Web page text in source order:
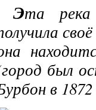
Эта река
был
в